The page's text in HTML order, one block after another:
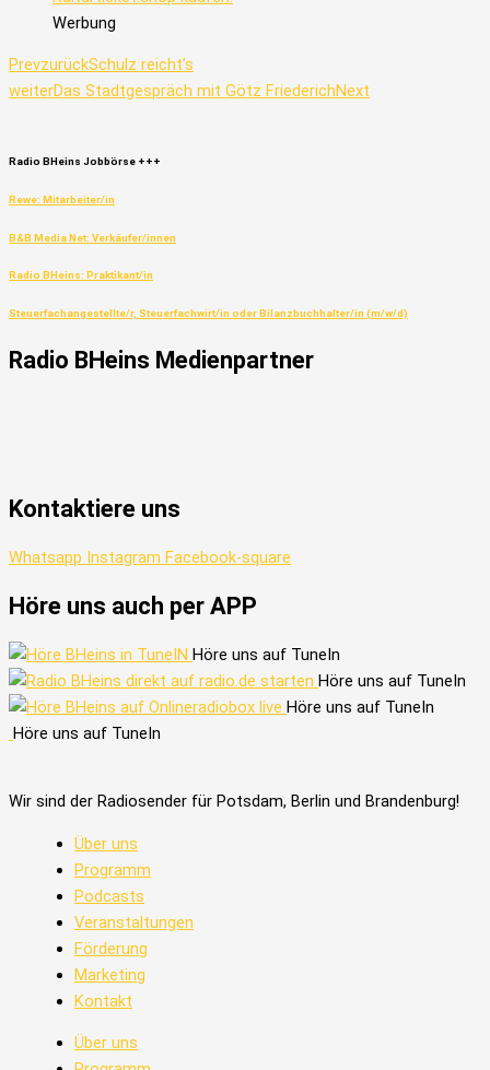
Werbung
PrevzurückSchulz reicht’s
weiterDas Stadtgespräch mit Götz FriederichNext
Radio BHeins Jobbörse +++
Rewe: Mitarbeiter/in
B&B Media Net: Verkäufer/innen
Radio BHeins: Praktikant/in
Steuerfachangestellte/r, Steuerfachwirt/in oder Bilanzbuchhalter/in (m/w/d)
Radio BHeins Medienpartner
Kontaktiere uns
Whatsapp Instagram Facebook-square
Höre uns auch per APP
Höre uns auf TuneIn
Höre uns auf TuneIn
Höre uns auf TuneIn
Höre uns auf TuneIn
Wir sind der Radiosender für Potsdam, Berlin und Brandenburg!
Über uns
Programm
Podcasts
Veranstaltungen
Förderung
Marketing
Kontakt
Über uns